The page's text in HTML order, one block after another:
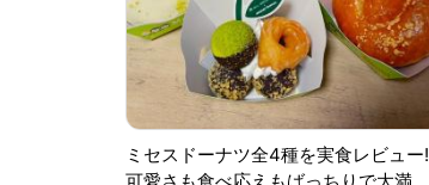
ミセスドーナツ全4種を実食レビュー!